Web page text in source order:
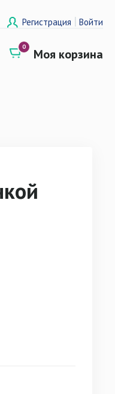
Регистрация | Войти
0 Моя корзина